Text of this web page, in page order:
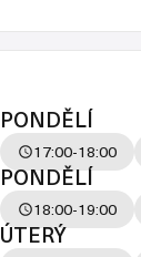
PONDĚLÍ
17:00-18:00
PONDĚLÍ
18:00-19:00
ÚTERÝ